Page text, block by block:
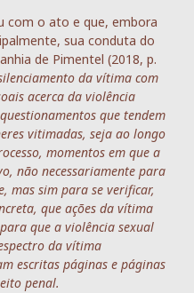
com o ato e que, embora
sua conduta do
de Pimentel (2018, p.
da vítima com
acerca da violência
que tendem
vitimadas, seja ao longo
momentos em que a
não necessariamente para
mas sim para se verificar,
que ações da vítima
que a violência sexual
da vítima
escritas páginas e páginas
penal.